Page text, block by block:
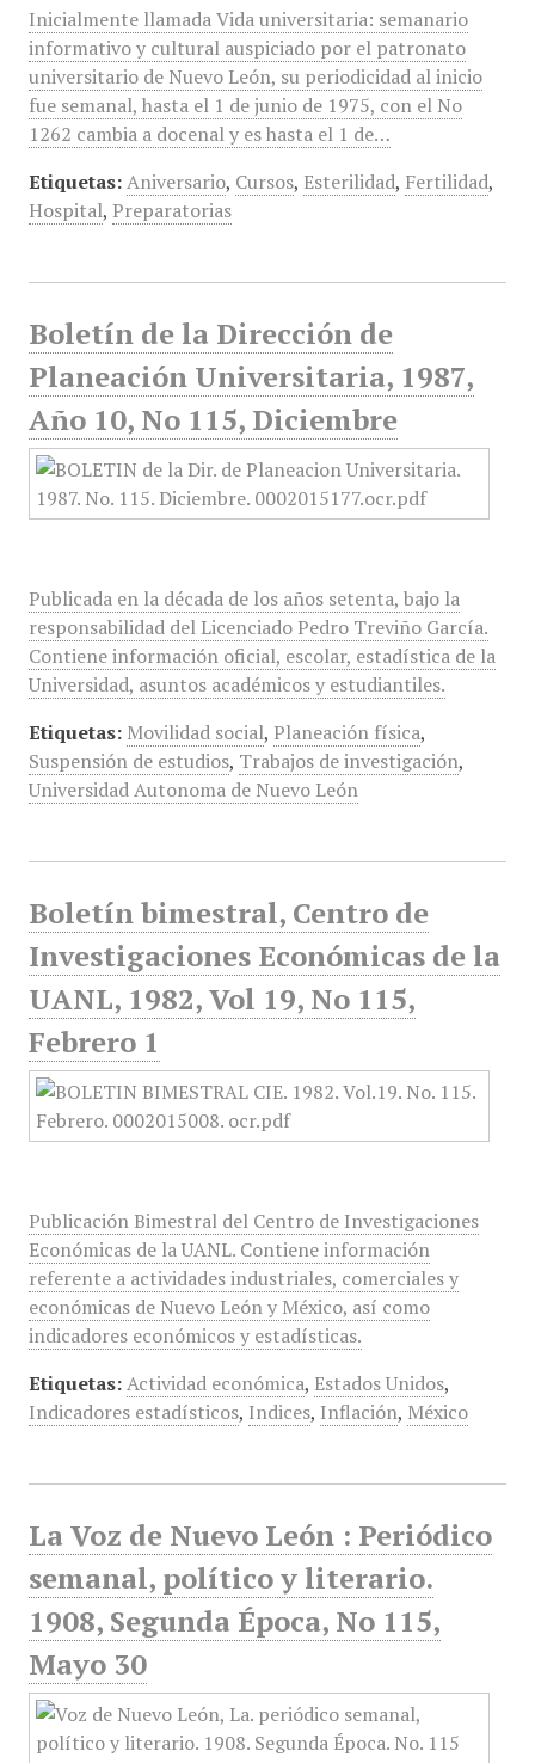
Inicialmente llamada Vida universitaria: semanario
informativo y cultural auspiciado por el patronato
universitario de Nuevo León, su periodicidad al inicio
fue semanal, hasta el 1 de junio de 1975, con el No
1262 cambia a docenal y es hasta el 1 de…
Etiquetas: Aniversario, Cursos, Esterilidad, Fertilidad,
Hospital, Preparatorias
Boletín de la Dirección de
Planeación Universitaria, 1987,
Año 10, No 115, Diciembre
Publicada en la década de los años setenta, bajo la
responsabilidad del Licenciado Pedro Treviño García.
Contiene información oficial, escolar, estadística de la
Universidad, asuntos académicos y estudiantiles.
Etiquetas: Movilidad social, Planeación física,
Suspensión de estudios, Trabajos de investigación,
Universidad Autonoma de Nuevo León
Boletín bimestral, Centro de
Investigaciones Económicas de la
UANL, 1982, Vol 19, No 115,
Febrero 1
Publicación Bimestral del Centro de Investigaciones
Económicas de la UANL. Contiene información
referente a actividades industriales, comerciales y
económicas de Nuevo León y México, así como
indicadores económicos y estadísticas.
Etiquetas: Actividad económica, Estados Unidos,
Indicadores estadísticos, Indices, Inflación, México
La Voz de Nuevo León : Periódico
semanal, político y literario.
1908, Segunda Época, No 115,
Mayo 30